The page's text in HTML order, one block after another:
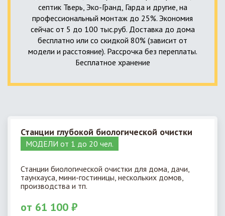
септик Тверь, Эко-Гранд, Гарда и другие, на
профессиональный монтаж до 25%. Экономия
сейчас от 5 до 100 тыс.руб. Доставка до дома
бесплатно или со скидкой 80% (зависит от
модели и расстояние). Рассрочка без переплаты.
Бесплатное хранение
Станции глубокой биологической очистки
МОДЕЛИ от 1 до 20 чел.
Станции биологической очистки для дома, дачи,
таунхауса, мини-гостиницы, нескольких домов,
производства и тп.
от 61 100 ₽